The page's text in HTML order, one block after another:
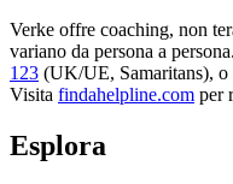
Verke offre coaching, non
variano da persona a
123 (UK/UE, Samaritans), o
Visita findahelpline.com per
Esplora